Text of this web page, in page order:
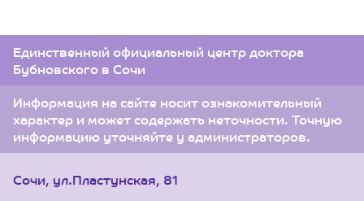
Единственный официальный центр доктора
Бубновского в Сочи
Информация на сайте носит ознакомительный
характер и может содержать неточности. Точную
информацию уточняйте у администраторов.
Сочи, ул.Пластунская, 81